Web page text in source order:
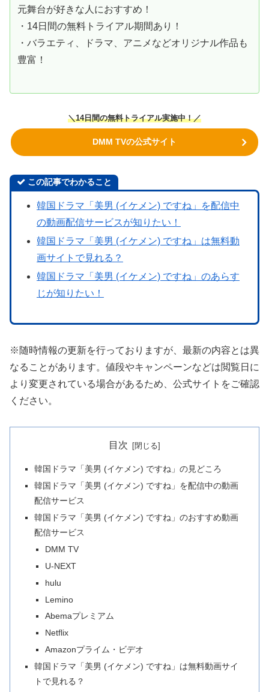
元舞台が好きな人におすすめ！
・14日間の無料トライアル期間あり！
・バラエティ、ドラマ、アニメなどオリジナル作品も
豊富！
＼14日間の無料トライアル実施中！／
DMM TVの公式サイト
この記事でわかること
韓国ドラマ「美男 (イケメン) ですね」を配信中
の動画配信サービスが知りたい！
韓国ドラマ「美男 (イケメン) ですね」は無料動
画サイトで見れる？
韓国ドラマ「美男 (イケメン) ですね」のあらす
じが知りたい！
※随時情報の更新を行っておりますが、最新の内容とは異
なることがあります。値段やキャンペーンなどは閲覧日に
より変更されている場合があるため、公式サイトをご確認
ください。
目次
韓国ドラマ「美男 (イケメン) ですね」の見どころ
韓国ドラマ「美男 (イケメン) ですね」を配信中の動画
配信サービス
韓国ドラマ「美男 (イケメン) ですね」のおすすめ動画
配信サービス
DMM TV
U-NEXT
hulu
Lemino
Abemaプレミアム
Netflix
Amazonプライム・ビデオ
韓国ドラマ「美男 (イケメン) ですね」は無料動画サイ
トで見れる？